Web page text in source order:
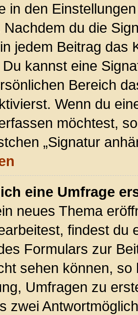
in den
Nachdem du die
jedem Beitrag das
kannst eine
Bereich
Wenn du
möchtest,
„Signatur
eine Umfrage
neues Thema
findest du
Formulars zur
sehen können,
Umfragen zu
zwei